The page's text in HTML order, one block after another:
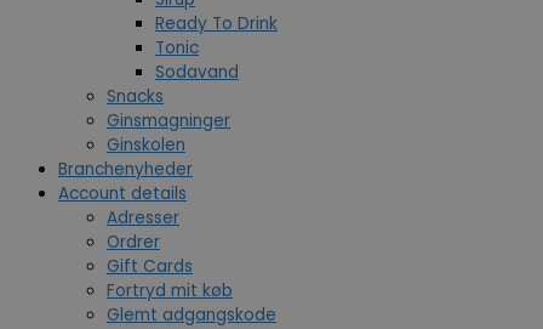
Ready To Drink
Tonic
Sodavand
Snacks
Ginsmagninger
Ginskolen
Branchenyheder
Account details
Adresser
Ordrer
Gift Cards
Fortryd mit køb
Glemt adgangskode